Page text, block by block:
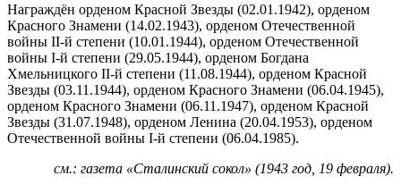
Награждён орденом Красной Звезды (02.01.1942), орденом
Красного Знамени (14.02.1943), орденом Отечественной
войны II-й степени (10.01.1944), орденом Отечественной
войны I-й степени (29.05.1944), орденом Богдана
Хмельницкого II-й степени (11.08.1944), орденом Красной
Звезды (03.11.1944), орденом Красного Знамени (06.04.1945),
орденом Красного Знамени (06.11.1947), орденом Красной
Звезды (31.07.1948), орденом Ленина (20.04.1953), орденом
Отечественной войны I-й степени (06.04.1985).
см.: газета «Сталинский сокол» (1943 год, 19 февраля).